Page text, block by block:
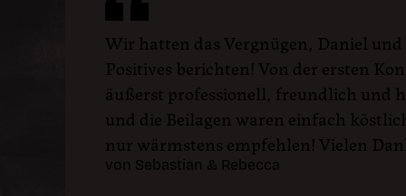
Wir hatten das Vergnügen, Daniel
Positives berichten! Von der ersten
äußerst professionell, freundlich und
und die Beilagen waren einfach
nur wärmstens empfehlen! Vielen
von Sebastian & Rebecca